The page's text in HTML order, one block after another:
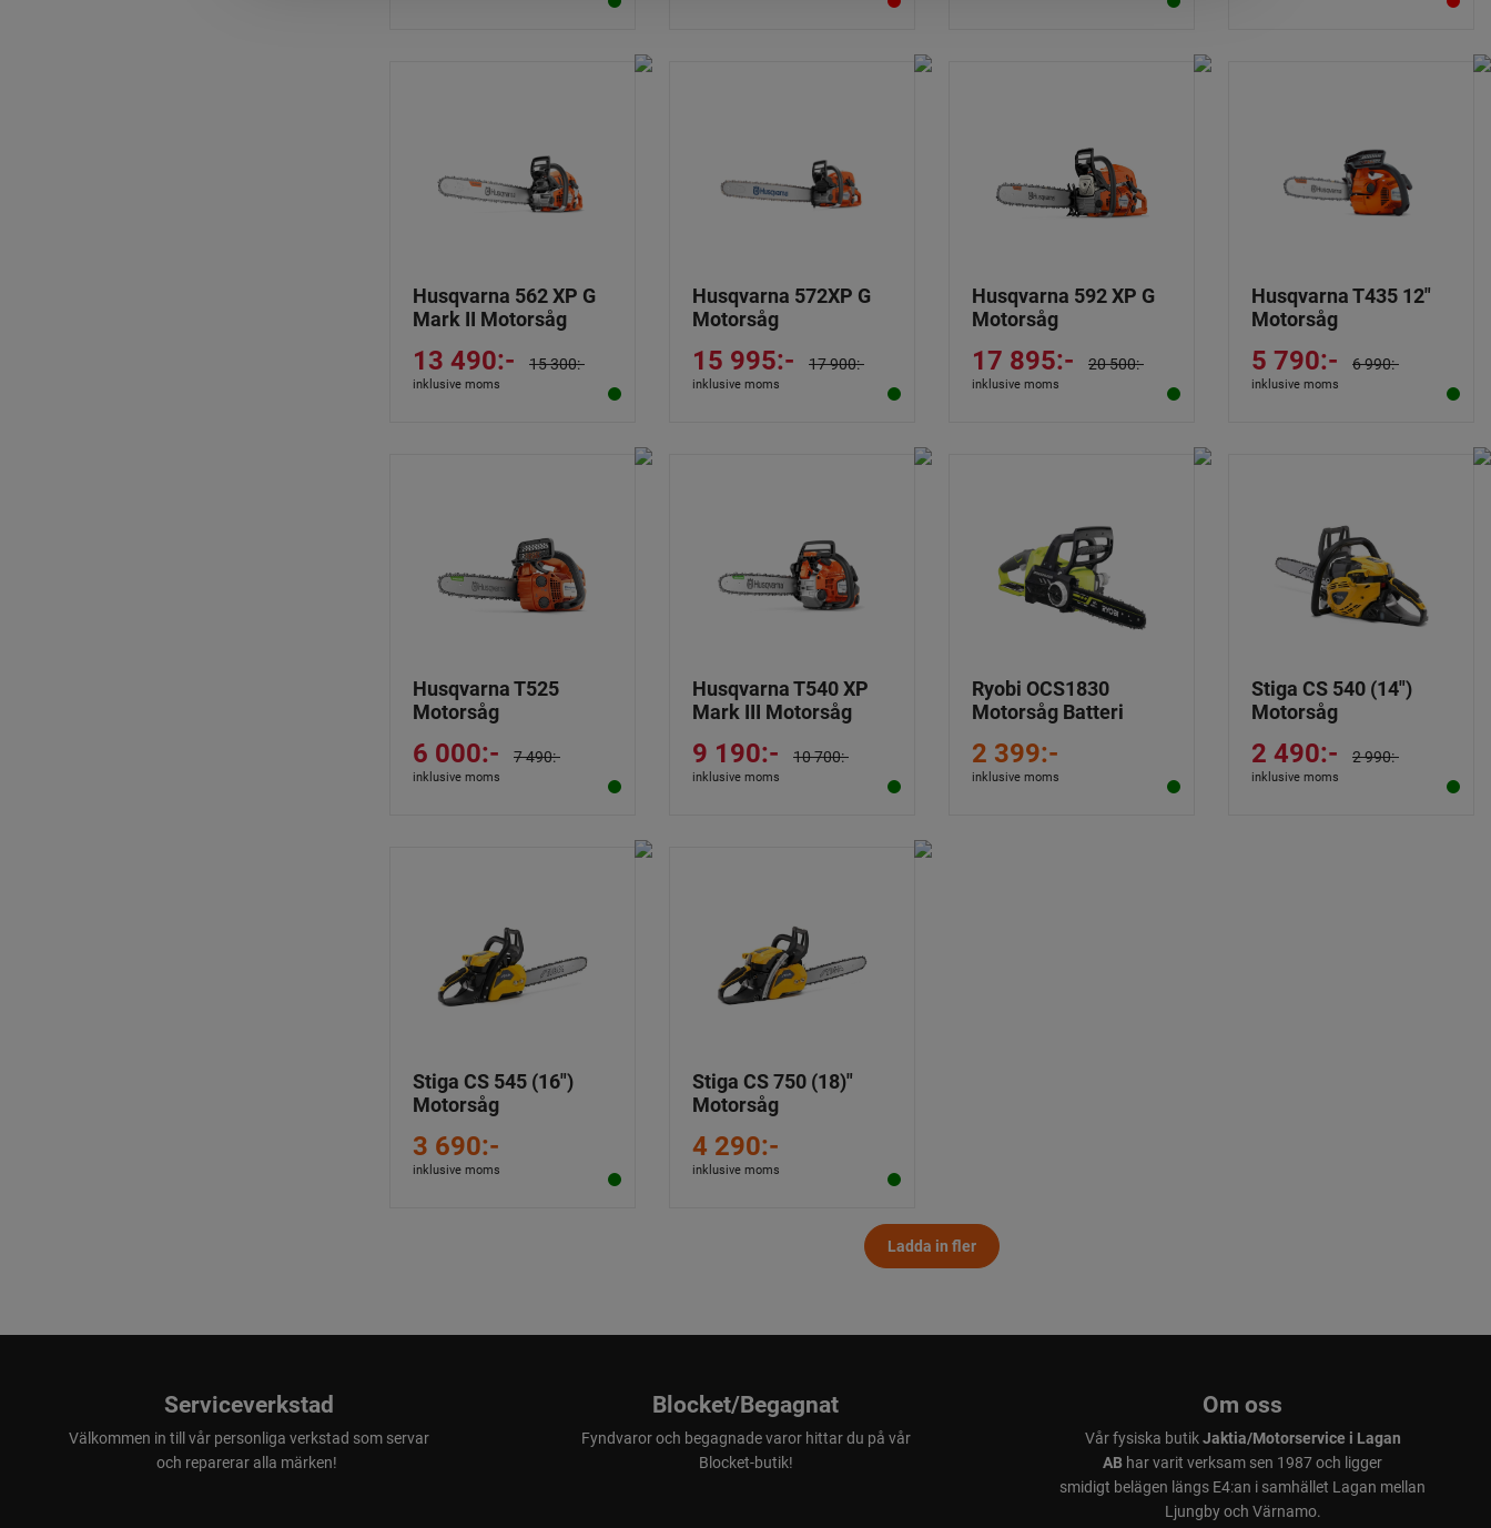
Husqvarna 562 XP G
Mark II Motorsåg
13 490:- 15 300:-
inklusive moms
Husqvarna 572XP G
Motorsåg
15 995:- 17 900:-
inklusive moms
Husqvarna 592 XP G
Motorsåg
17 895:- 20 500:-
inklusive moms
Husqvarna T435 12"
Motorsåg
5 790:- 6 990:-
inklusive moms
Husqvarna T525
Motorsåg
6 000:- 7 490:-
inklusive moms
Husqvarna T540 XP
Mark III Motorsåg
9 190:- 10 700:-
inklusive moms
Ryobi OCS1830
Motorsåg Batteri
2 399:-
inklusive moms
Stiga CS 540 (14")
Motorsåg
2 490:- 2 990:-
inklusive moms
Stiga CS 545 (16")
Motorsåg
3 690:-
inklusive moms
Stiga CS 750 (18)"
Motorsåg
4 290:-
inklusive moms
Ladda in fler
Serviceverkstad
Välkommen in till vår personliga verkstad som servar
och reparerar alla märken!
Blocket/Begagnat
Fyndvaror och begagnade varor hittar du på vår
Blocket-butik!
Om oss
Vår fysiska butikJaktia/Motorservice i Lagan
AB har varit verksam sen 1987 och ligger
smidigt belägen längs E4:an i samhället Lagan mellan
Ljungby och Värnamo.